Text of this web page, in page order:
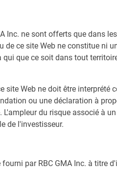
Inc. ne sont offerts que dans
de ce site Web ne constitue ni
qui que ce soit dans tout
site Web ne doit être interprété
ou une déclaration à
du risque associé à
de l'investisseur.
par RBC GMA Inc. à titre
durable
et de l’analyse fondamentale
(ESG) importants dans les
sur de grandes convictions